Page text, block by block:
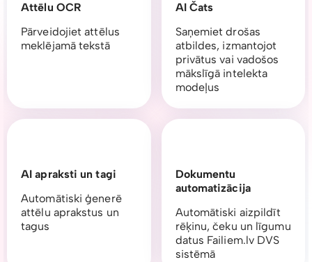
Attēlu OCR
Pārveidojiet attēlus
meklējamā tekstā
AI Čats
Saņemiet drošas
atbildes, izmantojot
privātus vai vadošos
mākslīgā intelekta
modeļus
AI apraksti un tagi
Automātiski ģenerē
attēlu aprakstus un
tagus
Dokumentu
automatizācija
Automātiski aizpildīt
rēķinu, čeku un līgumu
datus Failiem.lv DVS
sistēmā